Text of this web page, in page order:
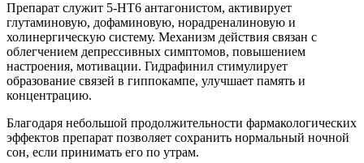
Препарат служит 5-HT6 антагонистом, активирует
глутаминовую, дофаминовую, норадреналиновую и
холинергическую систему. Механизм действия связан с
облегчением депрессивных симптомов, повышением
настроения, мотивации. Гидрафинил стимулирует
образование связей в гиппокампе, улучшает память и
концентрацию.
Благодаря небольшой продолжительности фармакологических
эффектов препарат позволяет сохранить нормальный ночной
сон, если принимать его по утрам.